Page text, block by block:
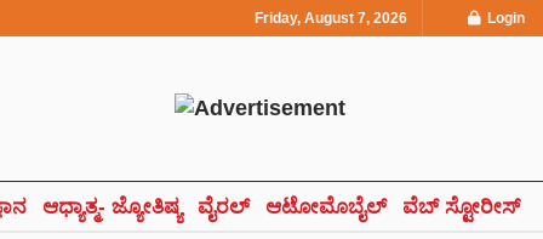
Friday, August 7, 2026 Login
ಆಧ್ಯಾತ್ಮ- ಜ್ಯೋತಿಷ್ಯ ವೈರಲ್ ಆಟೋಮೊಬೈಲ್ ವೆಬ್ ಸ್ಟೋರೀಸ್